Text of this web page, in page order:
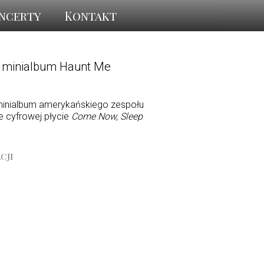
Kontakt
Haunt Me
amerykańskiego zespołu
cyfrowej płycie Come Now, Sleep